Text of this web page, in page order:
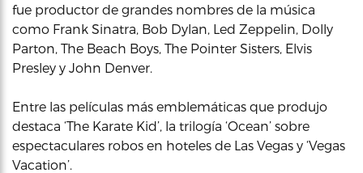
fue productor de grandes nombres de la música
como Frank Sinatra, Bob Dylan, Led Zeppelin, Dolly
Parton, The Beach Boys, The Pointer Sisters, Elvis
Presley y John Denver.
Entre las películas más emblemáticas que produjo
destaca ‘The Karate Kid’, la trilogía ‘Ocean’ sobre
espectaculares robos en hoteles de Las Vegas y ‘Vegas
Vacation’.